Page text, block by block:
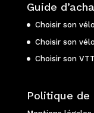
Guide
Choisir son
Choisir son
Choisir son
Politique